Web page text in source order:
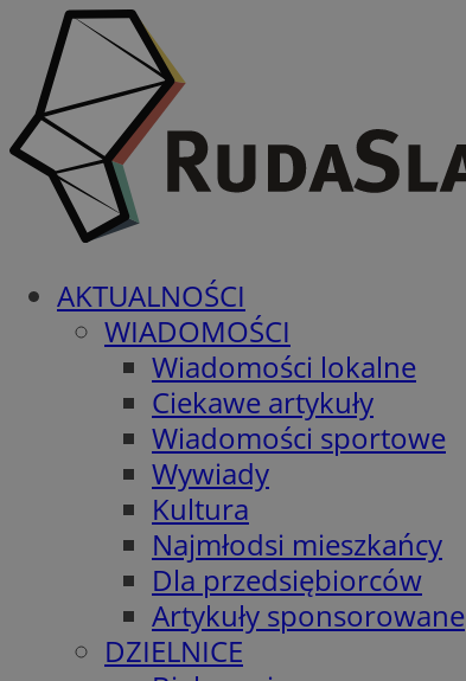
AKTUALNOŚCI
WIADOMOŚCI
Wiadomości lokalne
Ciekawe artykuły
Wiadomości sportowe
Wywiady
Kultura
Najmłodsi mieszkańcy
Dla przedsiębiorców
Artykuły sponsorowane
DZIELNICE